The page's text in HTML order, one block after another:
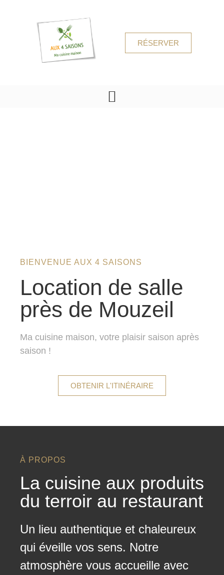
RÉSERVER
BIENVENUE AUX 4 SAISONS
Location de salle
près de Mouzeil
Ma cuisine maison, votre plaisir saison après
saison !
OBTENIR L'ITINÉRAIRE
À PROPOS
La cuisine aux produits
du terroir au restaurant
Un lieu authentique et chaleureux
qui éveille vos sens. Notre
atmosphère vous accueille avec